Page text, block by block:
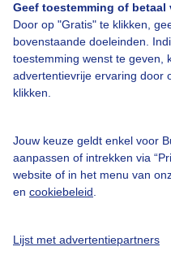
Geef toestemming of betaal
Door op "Gratis" te klikken,
bovenstaande doeleinden.
toestemming wenst te geven,
advertentievrije ervaring door
klikken.
Jouw keuze geldt enkel voor
aanpassen of intrekken via
website of in het menu van
en cookiebeleid
Lijst met advertentiepartners
Bedrijfsgegevens
Veelgestelde vragen
Contact
Gebruikersvoorwaarden
Adverteren